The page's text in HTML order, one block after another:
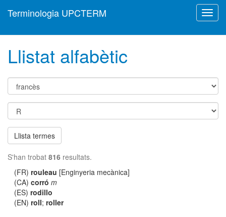
Terminologia UPCTERM
Llistat alfabètic
Llista termes
S'han trobat 816 resultats.
(FR)rouleau [Enginyeria mecànica]
(CA)corró m
(ES)rodillo
(EN)roll;roller